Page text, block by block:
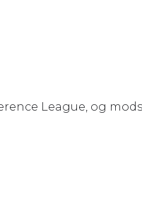
League, og